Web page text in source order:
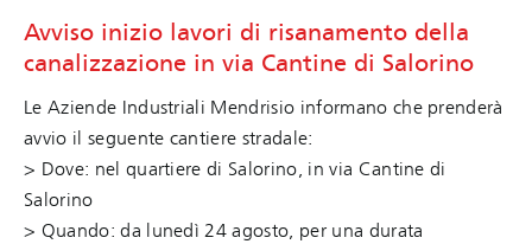
Avviso inizio lavori di risanamento della
canalizzazione in via Cantine di Salorino
Le Aziende Industriali Mendrisio informano che prenderà
avvio il seguente cantiere stradale:
> Dove: nel quartiere di Salorino, in via Cantine di
Salorino
> Quando: da lunedì 24 agosto, per una durata